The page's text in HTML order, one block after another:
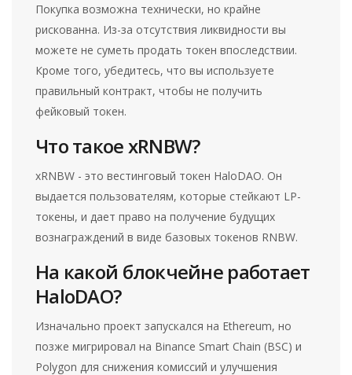
Покупка возможна технически, но крайне
рискованна. Из-за отсутствия ликвидности вы
можете не суметь продать токен впоследствии.
Кроме того, убедитесь, что вы используете
правильный контракт, чтобы не получить
фейковый токен.
Что такое xRNBW?
xRNBW - это вестинговый токен HaloDAO. Он
выдается пользователям, которые стейкают LP-
токены, и дает право на получение будущих
вознаграждений в виде базовых токенов RNBW.
На какой блокчейне работает
HaloDAO?
Изначально проект запускался на Ethereum, но
позже мигрировал на Binance Smart Chain (BSC) и
Polygon для снижения комиссий и улучшения